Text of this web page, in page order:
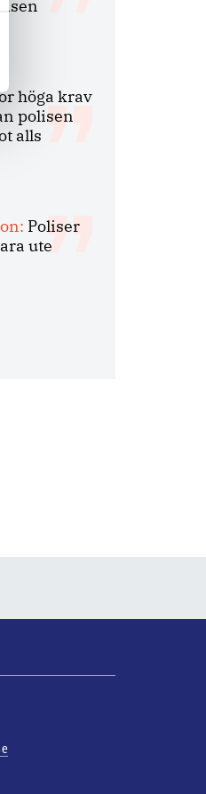
höga krav
polisen
alls
Poliser
ute